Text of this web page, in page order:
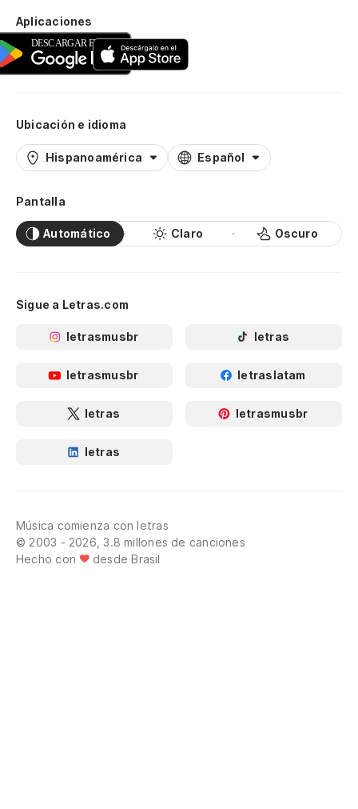
Aplicaciones
Ubicación e idioma
Hispanoamérica Español
Pantalla
Automático Claro Oscuro
Sigue a Letras.com
letrasmusbr letras
letrasmusbr letraslatam
letras letrasmusbr
letras
Música comienza con letras
© 2003 - 2026, 3.8 millones de canciones
Hecho con
desde Brasil